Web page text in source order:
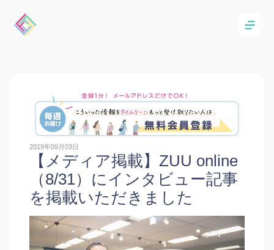
2019年09月03日
【メディア掲載】ZUU online
（8/31）にインタビュー記事
を掲載いただきました